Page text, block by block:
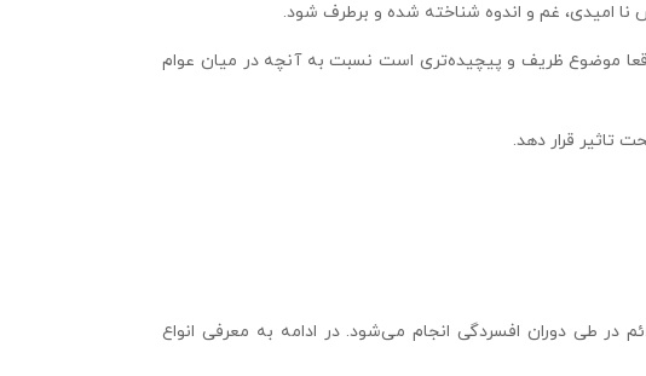
امیدی، غم و اندوه شناخته شده و برطرف شود.
موضوع ظریف و پیچیده‌تری است نسبت به آنچه در میان عوام
تاثیر قرار دهد.
در طی دوران افسردگی انجام می‌شود. در ادامه به معرفی انواع